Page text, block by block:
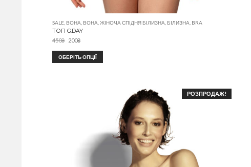
SALE ВОНА ВОНА ЖІНОЧА СПІДНЯ БІЛИЗНА БІЛИЗНА BRA
ТОП G.DAY
450₴ 200₴
ОБЕРІТЬ ОПЦІЇ
РОЗПРОДАЖ!